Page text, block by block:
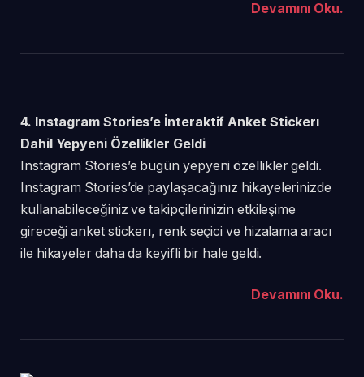
Devamını Oku.
4. Instagram Stories’e İnteraktif Anket Stickerı
Dahil Yepyeni Özellikler Geldi
Instagram Stories’e bugün yepyeni özellikler geldi.
Instagram Stories’de paylaşacağınız hikayelerinizde
kullanabileceğiniz ve takipçilerinizin etkileşime
gireceği anket stickerı, renk seçici ve hizalama aracı
ile hikayeler daha da keyifli bir hale geldi.
Devamını Oku.